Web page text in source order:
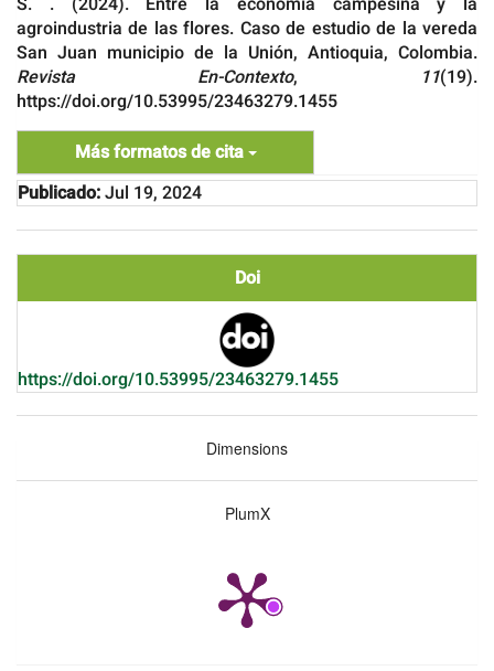
agroindustria de las flores. Caso de estudio de la vereda
San Juan municipio de la Unión, Antioquia, Colombia.
Revista En-Contexto, 11(19).
https://doi.org/10.53995/23463279.1455
Más formatos de cita
Publicado:Jul 19, 2024
Doi
https://doi.org/10.53995/23463279.1455
Dimensions
PlumX